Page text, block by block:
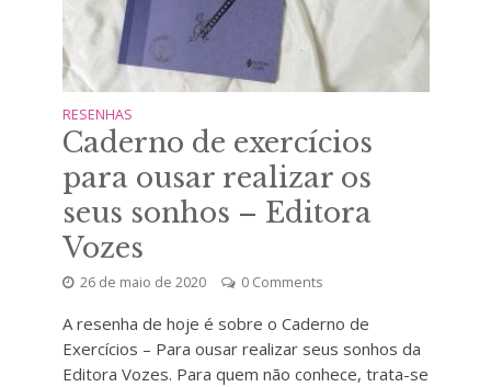
RESENHAS
Caderno de exercícios
para ousar realizar os
seus sonhos – Editora
Vozes
26 de maio de 2020 0 Comments
A resenha de hoje é sobre o Caderno de
Exercícios – Para ousar realizar seus sonhos da
Editora Vozes. Para quem não conhece, trata-se